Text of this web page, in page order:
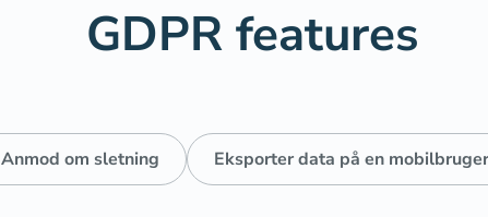
GDPR features
Anmod om sletning Eksporter data på en mobilbruger